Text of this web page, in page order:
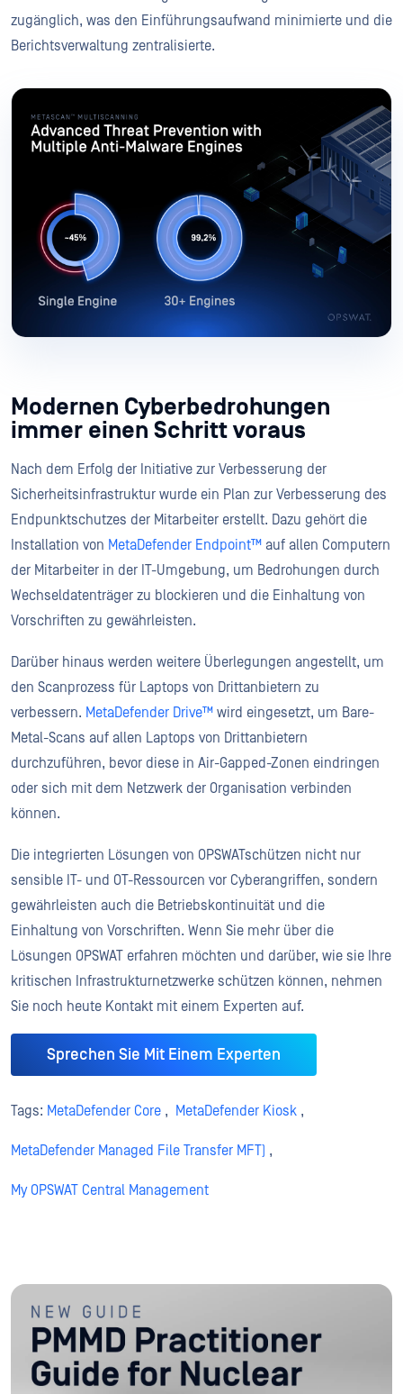
zugänglich, was den Einführungsaufwand minimierte und die
Berichtsverwaltung zentralisierte.
Modernen Cyberbedrohungen
immer einen Schritt voraus
Nach dem Erfolg der Initiative zur Verbesserung der
Sicherheitsinfrastruktur wurde ein Plan zur Verbesserung des
Endpunktschutzes der Mitarbeiter erstellt. Dazu gehört die
Installation von MetaDefender Endpoint™ auf allen Computern
der Mitarbeiter in der IT-Umgebung, um Bedrohungen durch
Wechseldatenträger zu blockieren und die Einhaltung von
Vorschriften zu gewährleisten.
Darüber hinaus werden weitere Überlegungen angestellt, um
den Scanprozess für Laptops von Drittanbietern zu
verbessern. MetaDefender Drive™ wird eingesetzt, um Bare-
Metal-Scans auf allen Laptops von Drittanbietern
durchzuführen, bevor diese in Air-Gapped-Zonen eindringen
oder sich mit dem Netzwerk der Organisation verbinden
können.
Die integrierten Lösungen von OPSWATschützen nicht nur
sensible IT- und OT-Ressourcen vor Cyberangriffen, sondern
gewährleisten auch die Betriebskontinuität und die
Einhaltung von Vorschriften. Wenn Sie mehr über die
Lösungen OPSWAT erfahren möchten und darüber, wie sie Ihre
kritischen Infrastrukturnetzwerke schützen können, nehmen
Sie noch heute Kontakt mit einem Experten auf.
Sprechen Sie Mit Einem Experten
Tags: MetaDefender Core , MetaDefender Kiosk ,
MetaDefender Managed File Transfer MFT) ,
My OPSWAT Central Management